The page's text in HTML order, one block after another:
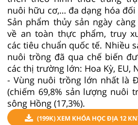
nuôi hữu cơ,… đa dạng hóa
Sản phẩm thủy sản ngày
về an toàn thực phẩm, truy
các tiêu chuẩn quốc tế. Nhiều
nuôi trồng đã qua chế biến
các thị trường lớn: Hoa Kỳ, EU,
- Vùng nuôi trồng lớn nhất là
(chiếm 69,8% sản lượng nuôi
sông Hồng (17,3%).
(199K) XEM KHÓA HỌC ĐỊA 12